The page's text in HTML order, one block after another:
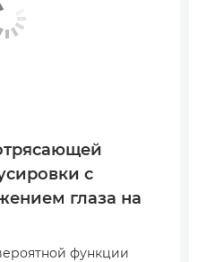
с
глаза на
функции